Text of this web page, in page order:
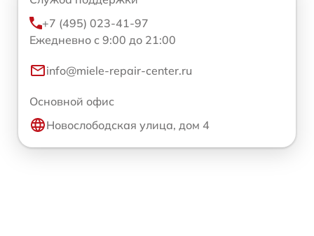
+7 (495) 023-41-97
Ежедневно с 9:00 до 21:00
info@miele-repair-center.ru
Основной офис
Новослободская улица, дом 4